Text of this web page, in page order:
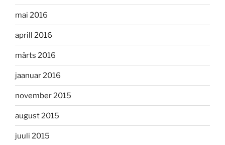
mai 2016
aprill 2016
märts 2016
jaanuar 2016
november 2015
august 2015
juuli 2015